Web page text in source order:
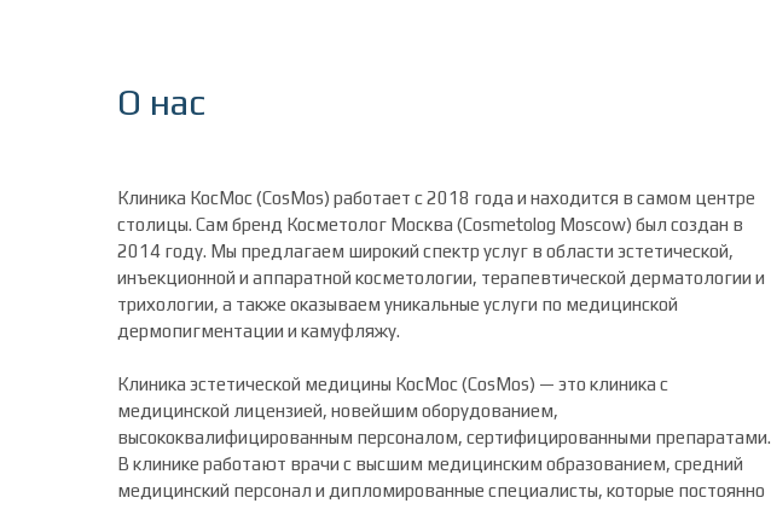
О нас
Клиника КосМос (CosMos) работает с 2018 года и находится в самом центре
столицы. Сам бренд Косметолог Москва (Cosmetolog Moscow) был создан в
2014 году. Мы предлагаем широкий спектр услуг в области эстетической,
инъекционной и аппаратной косметологии, терапевтической дерматологии и
трихологии, а также оказываем уникальные услуги по медицинской
дермопигментации и камуфляжу.
Клиника эстетической медицины КосМос (CosMos) — это клиника с
медицинской лицензией, новейшим оборудованием,
высококвалифицированным персоналом, сертифицированными препаратами.
В клинике работают врачи с высшим медицинским образованием, средний
медицинский персонал и дипломированные специалисты, которые постоянно